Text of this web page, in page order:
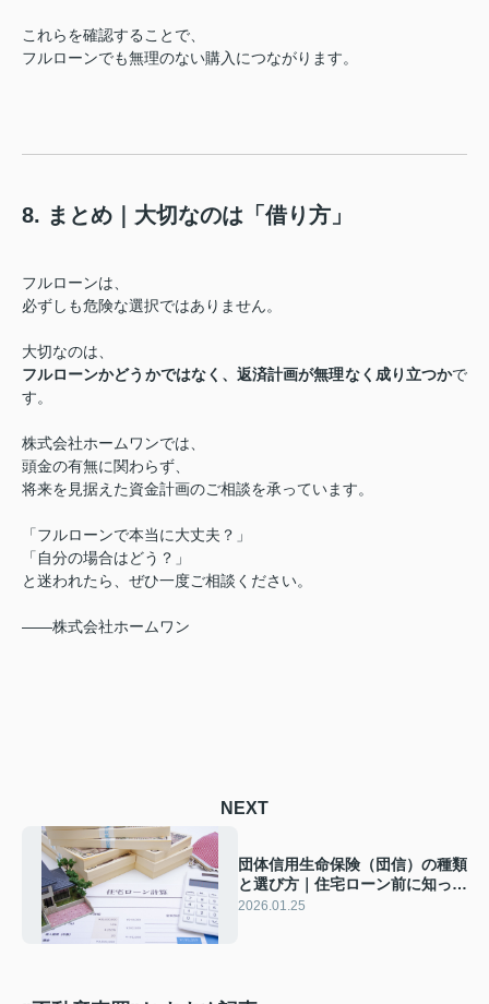
これらを確認することで、
フルローンでも無理のない購入につながります。
8. まとめ｜大切なのは「借り方」
フルローンは、
必ずしも危険な選択ではありません。
大切なのは、
フルローンかどうかではなく、返済計画が無理なく成り立つかで
す。
株式会社ホームワンでは、
頭金の有無に関わらず、
将来を見据えた資金計画のご相談を承っています。
「フルローンで本当に大丈夫？」
「自分の場合はどう？」
と迷われたら、ぜひ一度ご相談ください。
――株式会社ホームワン
NEXT
団体信用生命保険（団信）の種類
と選び方｜住宅ローン前に知って
おきたい基礎知識
2026.01.25